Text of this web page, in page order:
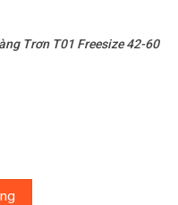
Trơn T01 Freesize 42-60